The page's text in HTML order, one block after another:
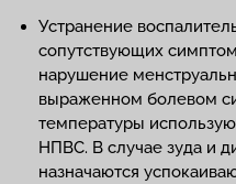
Устранение
сопутствующих
нарушение
выраженном болевом
температуры
НПВС. В случае зуда и
назначаются